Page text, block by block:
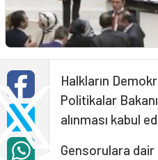
Halkların
Politikalar Bakanı
alınması kabul
Gensorulara